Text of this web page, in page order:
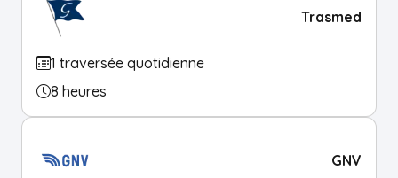
Trasmed
1 traversée quotidienne
8 heures
GNV